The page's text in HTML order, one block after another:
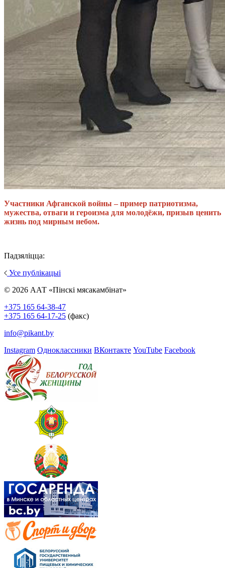
Участники Афганской войны – пример патриотизма,
мужества, отваги и героизма для молодёжи, призыв ценить
жизнь под мирным небом.
Падзяліцца:
Усе публікацыі
© 2026 ААТ «Пінскі мясакамбінат»
+375 165 64-38-47
+375 165 64-17-25 (факс)
info@pikant.by
Instagram Одноклассники ВКонтакте YouTube Facebook